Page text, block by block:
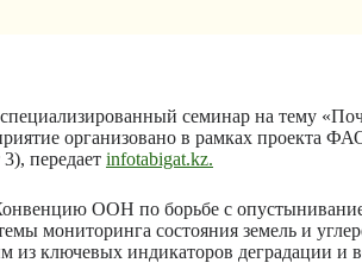
семинар на тему
организовано в рамках проекта
передает infotabigat.kz.
ООН по борьбе с
мониторинга состояния земель и
ключевых индикаторов деградации и